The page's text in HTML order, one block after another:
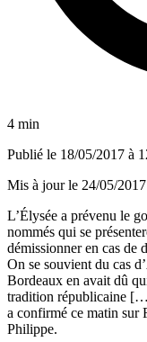
4 min
Publié le 18/05/2017 à
Mis à jour le 24/05/
L’Élysée a prévenu le
nommés qui se
démissionner en cas de
On se souvient du cas
Bordeaux en avait dû
tradition républicaine
a confirmé ce matin sur
Philippe.